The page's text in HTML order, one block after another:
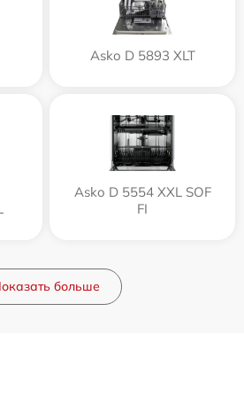
Asko D 5893 XLT
Asko D 5554 XXL SOF
FI
больше